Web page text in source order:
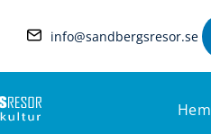
info@sandbergsresor.se
Hem